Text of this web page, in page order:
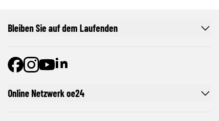
Online Netzwerk oe24
Bleiben Sie auf dem Laufenden